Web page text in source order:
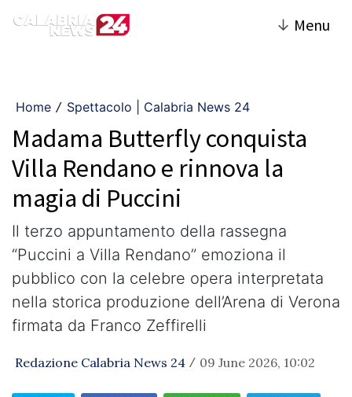
↓ Menu
Home / Spettacolo | Calabria News 24
Madama Butterfly conquista
Villa Rendano e rinnova la
magia di Puccini
Il terzo appuntamento della rassegna
“Puccini a Villa Rendano” emoziona il
pubblico con la celebre opera interpretata
nella storica produzione dell’Arena di Verona
firmata da Franco Zeffirelli
Redazione Calabria News 24 / 09 June 2026, 10:02